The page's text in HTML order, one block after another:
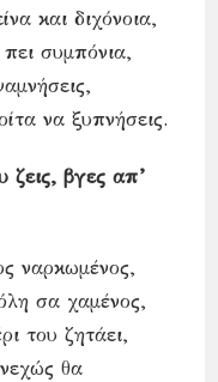
και διχόνοια,
συμπόνια,
να ξυπνήσεις.
ζεις, βγες απ’
ναρκωμένος,
σα χαμένος,
του ζητάει,
θα